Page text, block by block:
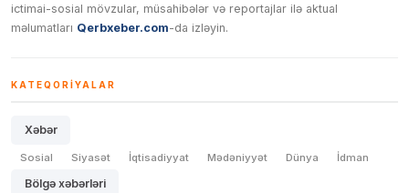
ictimai-sosial mövzular, müsahibələr və reportajlar ilə aktual
məlumatları Qerbxeber.com-da izləyin.
KATEQORIYALAR
Xəbər
Sosial Siyasət İqtisadiyyat Mədəniyyət Dünya İdman
Bölgə xəbərləri